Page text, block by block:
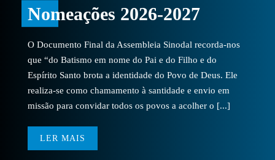
Nomeações 2026-2027
O Documento Final da Assembleia Sinodal recorda-nos
que “do Batismo em nome do Pai e do Filho e do
Espírito Santo brota a identidade do Povo de Deus. Ele
realiza-se como chamamento à santidade e envio em
missão para convidar todos os povos a acolher o [...]
LER MAIS